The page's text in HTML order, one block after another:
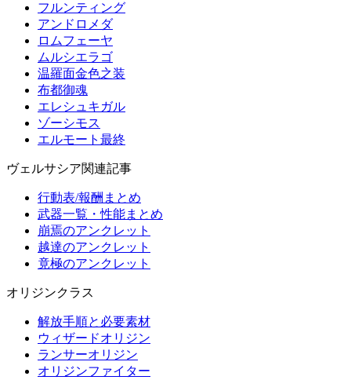
フルンティング
アンドロメダ
ロムフェーヤ
ムルシエラゴ
温羅面金色之装
布都御魂
エレシュキガル
ゾーシモス
エルモート最終
ヴェルサシア関連記事
行動表/報酬まとめ
武器一覧・性能まとめ
崩焉のアンクレット
越達のアンクレット
竟極のアンクレット
オリジンクラス
解放手順と必要素材
ウィザードオリジン
ランサーオリジン
オリジンファイター